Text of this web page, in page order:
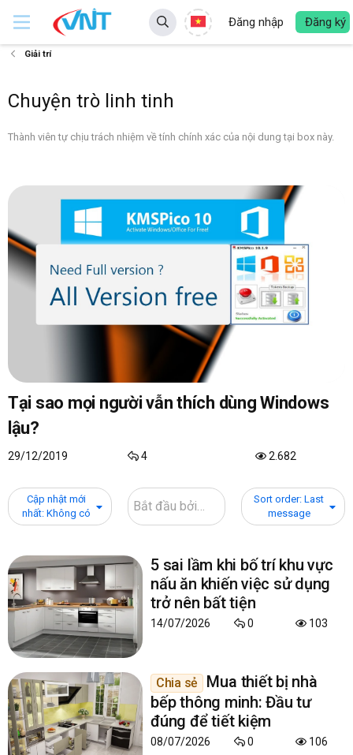
Đăng nhập Đăng ký
Giải trí
Chuyện trò linh tinh
Thành viên tự chịu trách nhiệm về tính chính xác của nội dung tại box này.
Tại sao mọi người vẫn thích dùng Windows
lậu?
29/12/2019 4 2.682
Cập nhật mới
nhất: Không có
Sort order: Last
message
5 sai lầm khi bố trí khu vực
nấu ăn khiến việc sử dụng
trở nên bất tiện
14/07/2026 0 103
Chia sẻ
Mua thiết bị nhà
bếp thông minh: Đầu tư
đúng để tiết kiệm
08/07/2026 0 106